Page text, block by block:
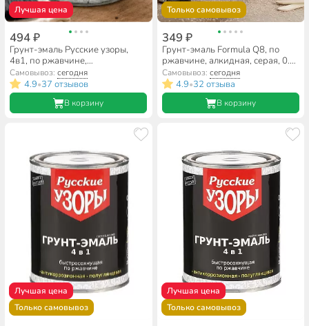
Лучшая цена
494 ₽
Грунт-эмаль Русские узоры,
4в1, по ржавчине,
быстросохнущая, алкидная,
полуглянцевая, белая, 0.8 кг
Самовывоз:сегодня
4.9•37 отзывов
В корзину
Только самовывоз
349 ₽
Грунт-эмаль Formula Q8, по
ржавчине, алкидная, серая, 0.9
кг
Самовывоз: сегодня
4.9•32 отзыва
В корзину
Лучшая цена
Только самовывоз
Лучшая цена
Только самовывоз